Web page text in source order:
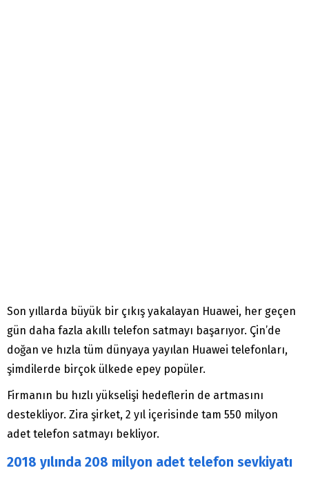
Son yıllarda büyük bir çıkış yakalayan Huawei, her geçen
gün daha fazla akıllı telefon satmayı başarıyor. Çin’de
doğan ve hızla tüm dünyaya yayılan Huawei telefonları,
şimdilerde birçok ülkede epey popüler.
Firmanın bu hızlı yükselişi hedeflerin de artmasını
destekliyor. Zira şirket, 2 yıl içerisinde tam 550 milyon
adet telefon satmayı bekliyor.
2018 yılında 208 milyon adet telefon sevkiyatı